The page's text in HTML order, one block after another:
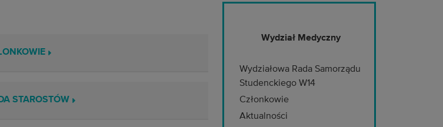
STAROSTÓW
Wydział Medyczny
Wydziałowa Rada Samorządu
Studenckiego W14
Członkowie
Aktualności